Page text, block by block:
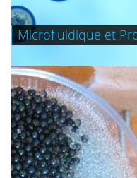
Microfluidique et